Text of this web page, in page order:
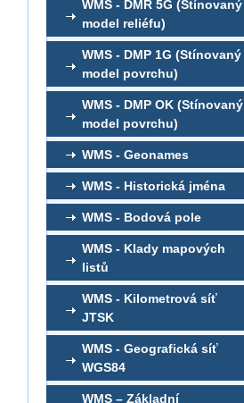
WMS - DMR 5G (Stínovaný
model reliéfu)
WMS - DMP 1G (Stínovaný
model povrchu)
WMS - DMP OK (Stínovaný
model povrchu)
WMS - Geonames
WMS - Historická jména
WMS - Bodová pole
WMS - Klady mapových
listů
WMS - Kilometrová síť
JTSK
WMS - Geografická síť
WGS84
WMS – Základní